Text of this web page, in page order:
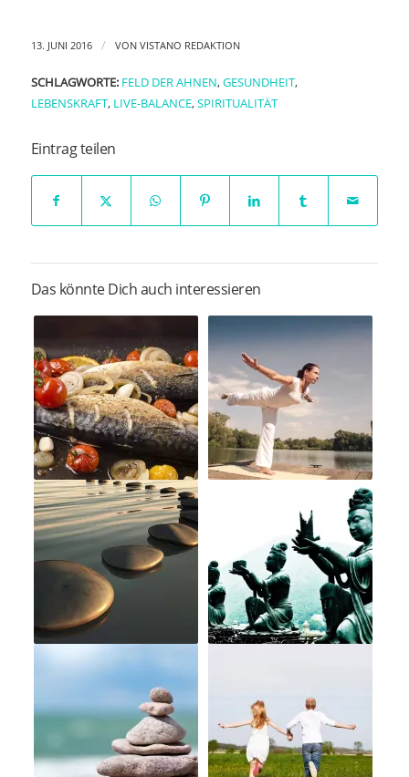
13. JUNI 2016 / VON VISTANO REDAKTION
SCHLAGWORTE: FELD DER AHNEN,GESUNDHEIT,
LEBENSKRAFT, LIVE-BALANCE,SPIRITUALITÄT
Eintrag teilen
Das könnte Dich auch interessieren